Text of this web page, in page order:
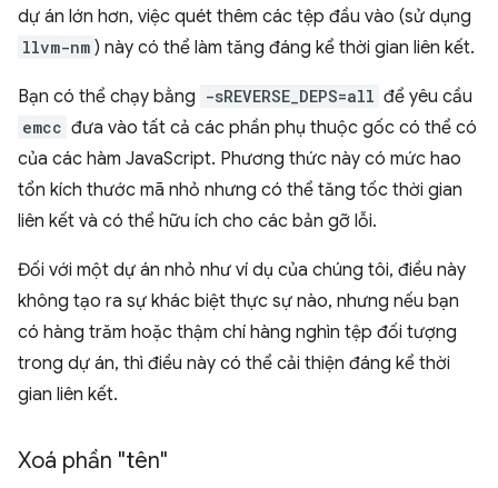
dự án lớn hơn, việc quét thêm các tệp đầu vào (sử dụng
llvm-nm ) này có thể làm tăng đáng kể thời gian liên kết.
Bạn có thể chạy bằng -sREVERSE_DEPS=all để yêu cầu
emcc đưa vào tất cả các phần phụ thuộc gốc có thể có
của các hàm JavaScript. Phương thức này có mức hao
tổn kích thước mã nhỏ nhưng có thể tăng tốc thời gian
liên kết và có thể hữu ích cho các bản gỡ lỗi.
Đối với một dự án nhỏ như ví dụ của chúng tôi, điều này
không tạo ra sự khác biệt thực sự nào, nhưng nếu bạn
có hàng trăm hoặc thậm chí hàng nghìn tệp đối tượng
trong dự án, thì điều này có thể cải thiện đáng kể thời
gian liên kết.
Xoá phần "tên"